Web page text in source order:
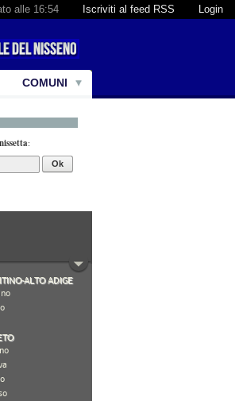
Login
Iscriviti al feed RSS
alle 16:54
COMUNI
:
Ok